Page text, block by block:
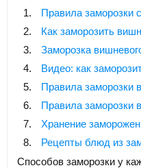
Правила заморозки
Как заморозить
Заморозка
Видео: как
Правила заморозки
Правила заморозки
Хранение
Рецепты блюд из
Способов заморозки у